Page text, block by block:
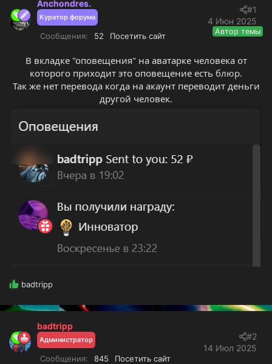
м
ы
а
л
а
Anchondres.
Куратор форума
Сообщения 52 Посетить сайт
4 Июн 2025
#1
Автор темы
В вкладке "оповещения" на аватарке человека от
которого приходит это оповещение есть блюр.
Так же нет перевода когда на акаунт переводит деньги
другой человек.
Р
а
и
и
badtripp
badtripp
Администратор
Сообщения 845 Посетить сайт
14 Июл 2025
#2